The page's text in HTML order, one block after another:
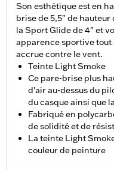
Son esthétique est en
brise de 5,5" de
la Sport Glide de 4" et
apparence sportive
accrue contre le vent.
Teinte Light Smoke
Ce pare-brise plus
d'air au-dessus du
du casque ainsi que
Fabriqué en
de solidité et de
La teinte Light
couleur de peinture